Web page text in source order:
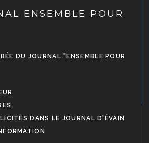
ENSEMBLE POUR
DU JOURNAL "ENSEMBLE POUR
DANS LE JOURNAL D'ÉVAIN